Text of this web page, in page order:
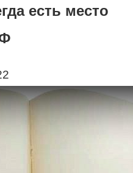
есть место